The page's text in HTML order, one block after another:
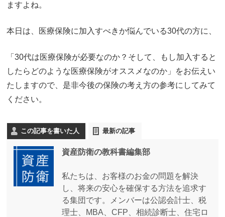
ますよね。
本日は、医療保険に加入すべきか悩んでいる30代の方に、
「30代は医療保険が必要なのか？そして、もし加入すると
したらどのような医療保険がオススメなのか」をお伝えい
たしますので、是非今後の保険の考え方の参考にしてみて
ください。
この記事を書いた人 最新の記事
資産防衛の教科書編集部
私たちは、お客様のお金の問題を解決
し、将来の安心を確保する方法を追求す
る集団です。メンバーは公認会計士、税
理士、MBA、CFP、相続診断士、住宅ロ